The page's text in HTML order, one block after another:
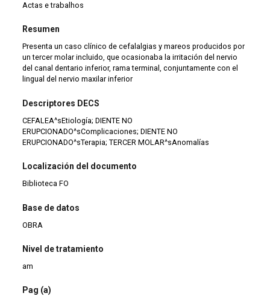
Actas e trabalhos
Resumen
Presenta un caso clínico de cefalalgias y mareos producidos por
un tercer molar incluido, que ocasionaba la irritación del nervio
del canal dentario inferior, rama terminal, conjuntamente con el
lingual del nervio maxilar inferior
Descriptores DECS
CEFALEA^sEtiología; DIENTE NO
ERUPCIONADO^sComplicaciones; DIENTE NO
ERUPCIONADO^sTerapia; TERCER MOLAR^sAnomalías
Localización del documento
Biblioteca FO
Base de datos
OBRA
Nivel de tratamiento
am
Pag (a)